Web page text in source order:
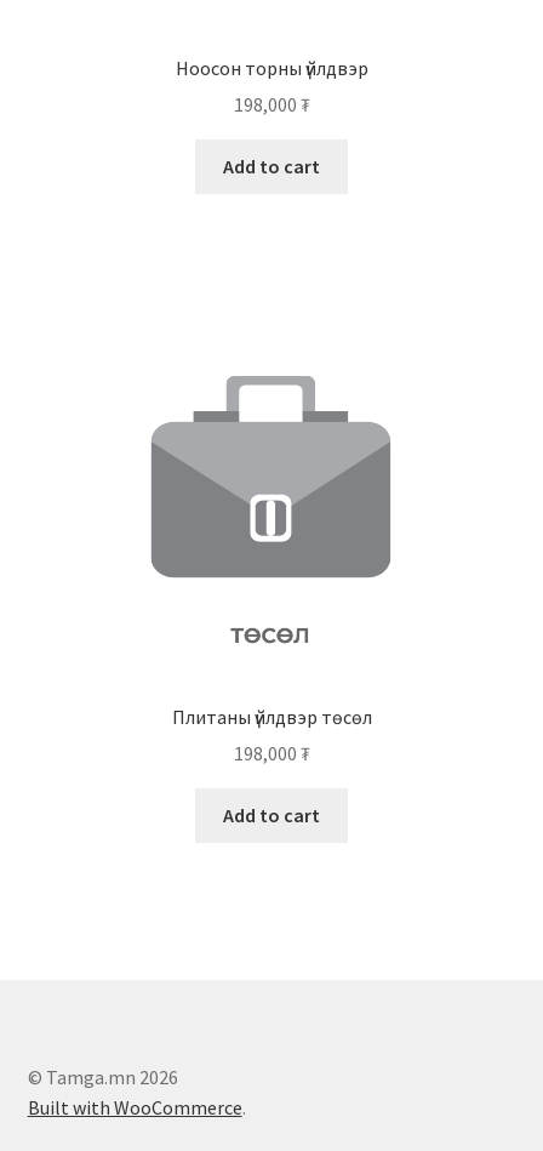
Ноосон торны үйлдвэр
198,000 ₮
Add to cart
Плитаны үйлдвэр төсөл
198,000 ₮
Add to cart
© Tamga.mn 2026
Built with WooCommerce.